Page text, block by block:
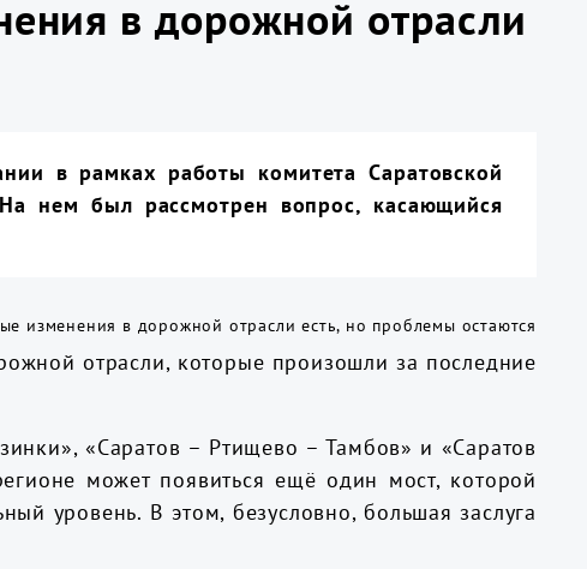
в дорожной отрасли
в рамках работы комитета Саратовской
нем был рассмотрен вопрос, касающийся
отрасли, которые произошли за последние
«Саратов – Ртищево – Тамбов» и «Саратов
может появиться ещё один мост, которой
уровень. В этом, безусловно, большая заслуга